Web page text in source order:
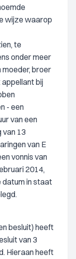
wijze waarop
te
onder meer
moeder, broer
bij
- een
van een
van 13
van E
vonnis van
2014,
datum in staat
besluit) heeft
van 3
Hieraan heeft